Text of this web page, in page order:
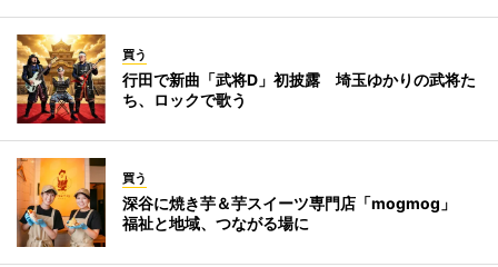
買う
行田で新曲「武将D」初披露 埼玉ゆかりの武将た
ち、ロックで歌う
買う
深谷に焼き芋＆芋スイーツ専門店「mogmog」
福祉と地域、つながる場に